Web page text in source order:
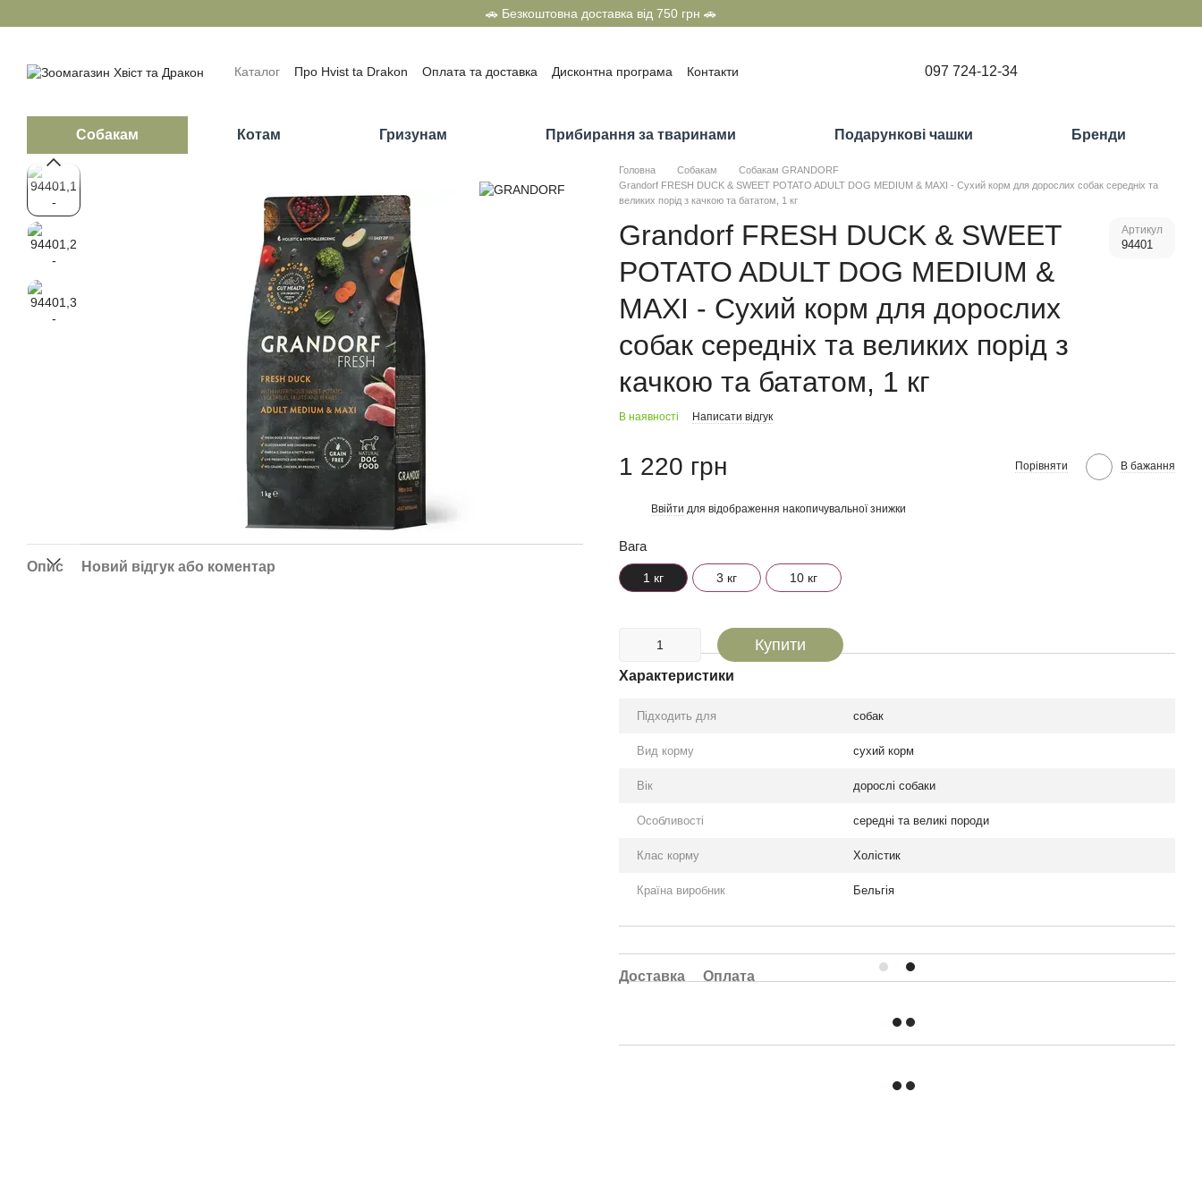
🚗 Безкоштовна доставка від 750 грн 🚗
Каталог Про Hvist ta Drakon Оплата та доставка Дисконтна програма
Контакти
097 724-12-34
Собакам Котам Гризунам Прибирання за тваринами Подарункові чашки Бренди
Опис Новий відгук або коментар
Головна Собакам
Собакам GRANDORF
Grandorf FRESH DUCK & SWEET POTATO ADULT DOG MEDIUM & MAXI - Сухий корм для дорослих собак середніх та
великих порід з качкою та бататом, 1 кг
Grandorf FRESH DUCK & SWEET
POTATO ADULT DOG MEDIUM &
MAXI - Сухий корм для дорослих
собак середніх та великих порід з
качкою та бататом, 1 кг
Артикул
94401
В наявності Написати відгук
1 220 грн Порівняти В бажання
Ввійти для відображення накопичувальної знижки
Вага
1 кг 3 кг 10 кг
Купити
Характеристики
Підходить для собак
Вид корму сухий корм
Вік дорослі собаки
Особливості середні та великі породи
Клас корму Холістик
Країна виробник Бельгія
Доставка Оплата